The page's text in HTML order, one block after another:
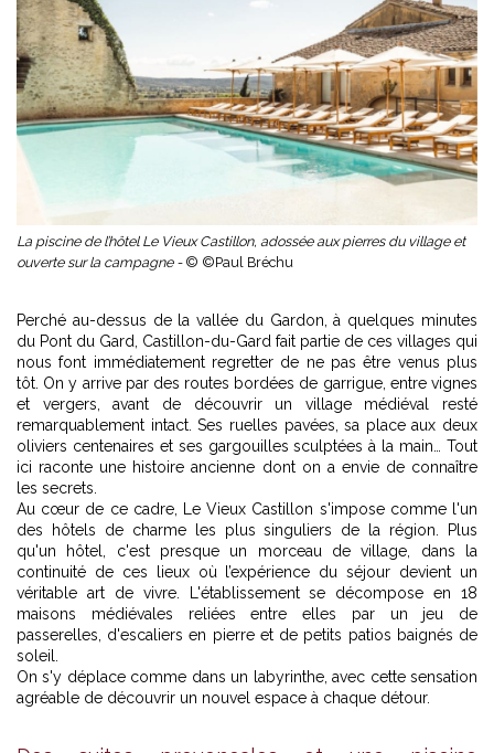
La piscine de l’hôtel Le Vieux Castillon, adossée aux pierres du village et
ouverte sur la campagne - © ©Paul Bréchu
Perché au-dessus de la vallée du Gardon, à quelques minutes
du Pont du Gard, Castillon-du-Gard fait partie de ces villages qui
nous font immédiatement regretter de ne pas être venus plus
tôt. On y arrive par des routes bordées de garrigue, entre vignes
et vergers, avant de découvrir un village médiéval resté
remarquablement intact. Ses ruelles pavées, sa place aux deux
oliviers centenaires et ses gargouilles sculptées à la main… Tout
ici raconte une histoire ancienne dont on a envie de connaître
les secrets.
Au cœur de ce cadre, Le Vieux Castillon s'impose comme l'un
des hôtels de charme les plus singuliers de la région. Plus
qu'un hôtel, c'est presque un morceau de village, dans la
continuité de ces lieux où l’expérience du séjour devient un
véritable art de vivre. L'établissement se décompose en 18
maisons médiévales reliées entre elles par un jeu de
passerelles, d'escaliers en pierre et de petits patios baignés de
soleil.
On s'y déplace comme dans un labyrinthe, avec cette sensation
agréable de découvrir un nouvel espace à chaque détour.